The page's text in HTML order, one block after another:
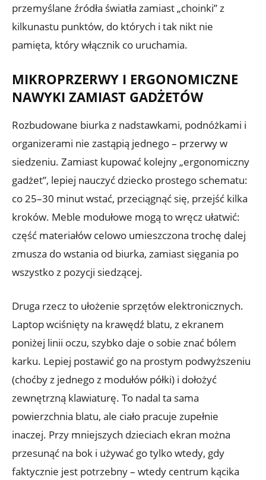
przemyślane źródła światła zamiast „choinki” z
kilkunastu punktów, do których i tak nikt nie
pamięta, który włącznik co uruchamia.
MIKROPRZERWY I ERGONOMICZNE
NAWYKI ZAMIAST GADŻETÓW
Rozbudowane biurka z nadstawkami, podnóżkami i
organizerami nie zastąpią jednego – przerwy w
siedzeniu. Zamiast kupować kolejny „ergonomiczny
gadżet”, lepiej nauczyć dziecko prostego schematu:
co 25–30 minut wstać, przeciągnąć się, przejść kilka
kroków. Meble modułowe mogą to wręcz ułatwić:
część materiałów celowo umieszczona trochę dalej
zmusza do wstania od biurka, zamiast sięgania po
wszystko z pozycji siedzącej.
Druga rzecz to ułożenie sprzętów elektronicznych.
Laptop wciśnięty na krawędź blatu, z ekranem
poniżej linii oczu, szybko daje o sobie znać bólem
karku. Lepiej postawić go na prostym podwyższeniu
(choćby z jednego z modułów półki) i dołożyć
zewnętrzną klawiaturę. To nadal ta sama
powierzchnia blatu, ale ciało pracuje zupełnie
inaczej. Przy mniejszych dzieciach ekran można
przesunąć na bok i używać go tylko wtedy, gdy
faktycznie jest potrzebny – wtedy centrum kącika